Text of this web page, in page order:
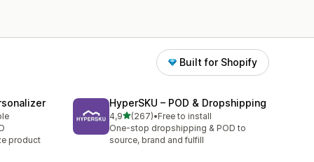
Built for Shopify
product
HyperSKU – POD & Dropshipping
4,9z 5 hvězd
(267)
Celkový počet recenzí: 267
•Free to install
One-stop dropshipping & POD to
source, brand and fulfill